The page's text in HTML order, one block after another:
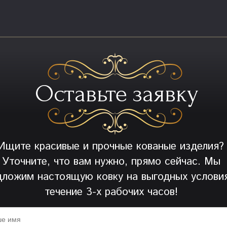
Оставьте заявку
красивые и прочные кованые изделия?
Уточните, что вам нужно, прямо сейчас. Мы
настоящую ковку на выгодных
течение 3-х рабочих часов!